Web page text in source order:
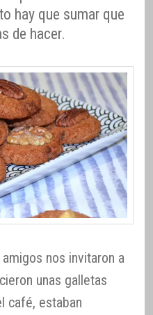
hay que sumar que
de hacer.
nos invitaron a
unas galletas
café, estaban